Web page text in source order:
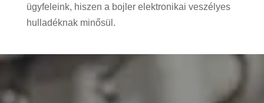
ügyfeleink, hiszen a bojler elektronikai veszélyes
hulladéknak minősül.